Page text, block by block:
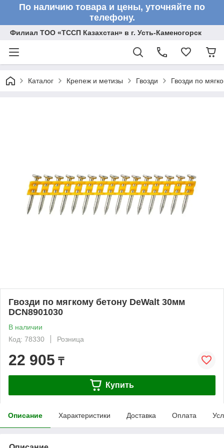
По наличию товара и цены, уточняйте по
телефону.
Филиал ТОО «ТССП Казахстан» в г. Усть-Каменогорск
Каталог Крепеж и метизы Гвозди Гвозди по
Гвозди по мягкому бетону DeWalt 30мм
DCN8901030
В наличии
Код: 78330
Розница
22 905 ₸
Купить
Описание Характеристики Доставка Оплата